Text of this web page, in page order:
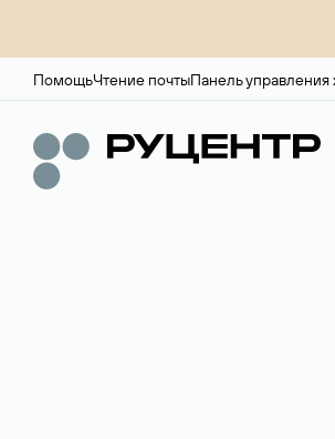
ПомощьЧтение почтыПанель управления